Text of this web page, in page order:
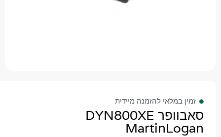
במלאי להזמנה מיידית
סאבוופר DYN800XE